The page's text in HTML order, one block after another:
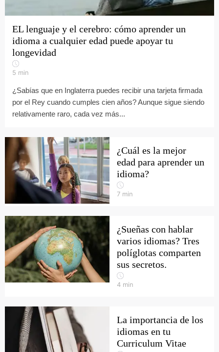
EL lenguaje y el cerebro: cómo aprender un
idioma a cualquier edad puede apoyar tu
longevidad
5 min
¿Sabías que en Inglaterra puedes recibir una tarjeta firmada
por el Rey cuando cumples cien años? Aunque sigue siendo
relativamente raro, cada vez más...
¿Cuál es la mejor
edad para aprender un
idioma?
7 min
¿Sueñas con hablar
varios idiomas? Tres
políglotas comparten
sus secretos.
4 min
La importancia de los
idiomas en tu
Curriculum Vitae